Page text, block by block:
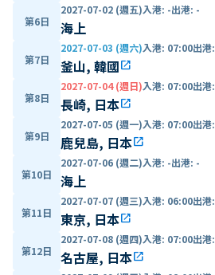
第6日
2027-07-02 (週五)入港: -出港: -
海上
第7日
2027-07-03 (週六)入港: 07:00出港:
釜山, 韓國open_in_new
第8日
2027-07-04 (週日)入港: 07:00出港:
長崎, 日本open_in_new
第9日
2027-07-05 (週一)入港: 07:00出港:
鹿兒島, 日本open_in_new
第10日
2027-07-06 (週二)入港: -出港: -
海上
第11日
2027-07-07 (週三)入港: 06:00出港:
東京, 日本open_in_new
第12日
2027-07-08 (週四)入港: 07:00出港:
名古屋, 日本open_in_new